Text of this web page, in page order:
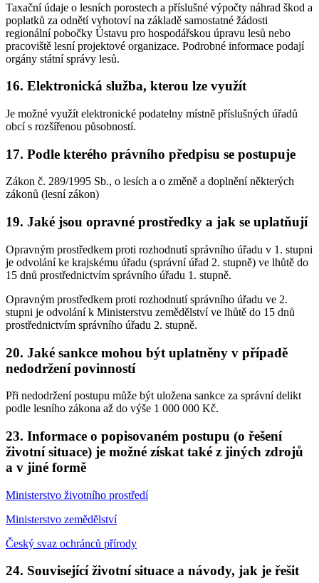
Taxační údaje o lesních porostech a příslušné výpočty náhrad škod a
poplatků za odnětí vyhotoví na základě samostatné žádosti
regionální pobočky Ústavu pro hospodářskou úpravu lesů nebo
pracoviště lesní projektové organizace. Podrobné informace podají
orgány státní správy lesů.
16. Elektronická služba, kterou lze využít
Je možné využít elektronické podatelny místně příslušných úřadů
obcí s rozšířenou působností.
17. Podle kterého právního předpisu se postupuje
Zákon č. 289/1995 Sb., o lesích a o změně a doplnění některých
zákonů (lesní zákon)
19. Jaké jsou opravné prostředky a jak se uplatňují
Opravným prostředkem proti rozhodnutí správního úřadu v 1. stupni
je odvolání ke krajskému úřadu (správní úřad 2. stupně) ve lhůtě do
15 dnů prostřednictvím správního úřadu 1. stupně.
Opravným prostředkem proti rozhodnutí správního úřadu ve 2.
stupni je odvolání k Ministerstvu zemědělství ve lhůtě do 15 dnů
prostřednictvím správního úřadu 2. stupně.
20. Jaké sankce mohou být uplatněny v případě
nedodržení povinností
Při nedodržení postupu může být uložena sankce za správní delikt
podle lesního zákona až do výše 1 000 000 Kč.
23. Informace o popisovaném postupu (o řešení
životní situace) je možné získat také z jiných zdrojů
a v jiné formě
Ministerstvo životního prostředí
Ministerstvo zemědělství
Český svaz ochránců přírody
24. Související životní situace a návody, jak je řešit